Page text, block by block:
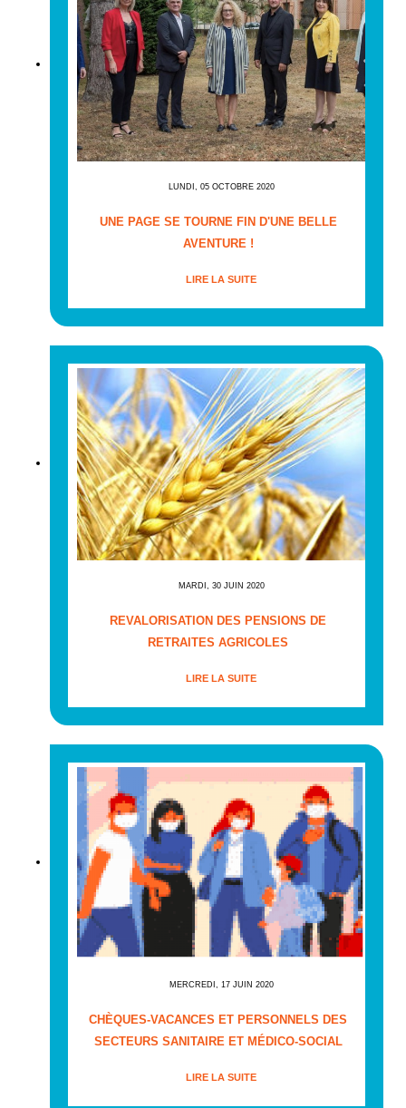
LUNDI, 05 OCTOBRE 2020
UNE PAGE SE TOURNE FIN D'UNE BELLE
AVENTURE !
LIRE LA SUITE
MARDI, 30 JUIN 2020
REVALORISATION DES PENSIONS DE
RETRAITES AGRICOLES
LIRE LA SUITE
MERCREDI, 17 JUIN 2020
CHÈQUES-VACANCES ET PERSONNELS DES
SECTEURS SANITAIRE ET MÉDICO-SOCIAL
LIRE LA SUITE